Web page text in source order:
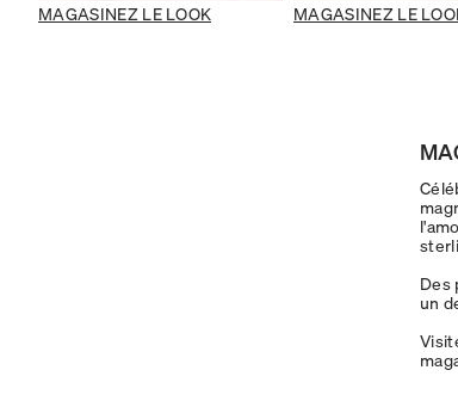
MAGASINEZ LE LOOK MAGASINEZ LE
Des
un